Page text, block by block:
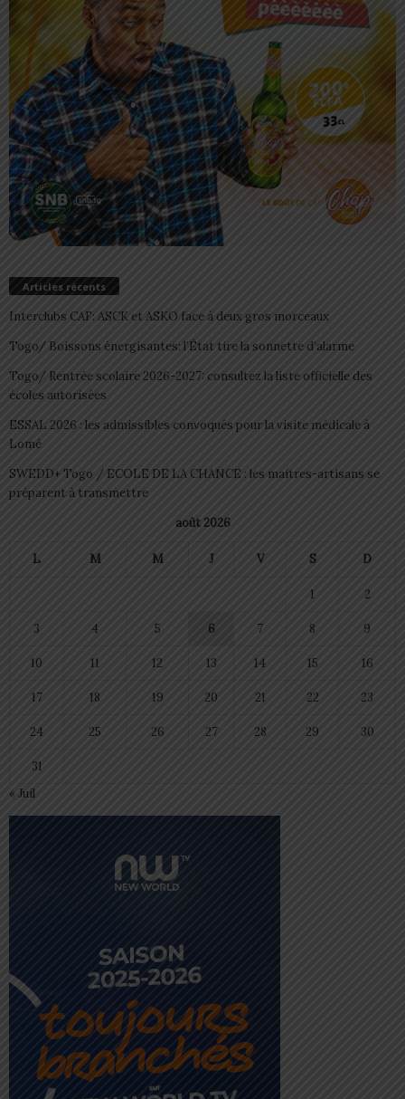
Articles récents
Interclubs CAF: ASCK et ASKO face à deux gros morceaux
Togo/ Boissons énergisantes: l’État tire la sonnette d’alarme
Togo/ Rentrée scolaire 2026-2027: consultez la liste officielle des
écoles autorisées
ESSAL 2026 : les admissibles convoqués pour la visite médicale à
Lomé
SWEDD+ Togo / ECOLE DE LA CHANCE : les maitres-artisans se
préparent à transmettre
août 2026
L M M J V S D
1 2
3 4 5 6 7 8 9
10 11 12 13 14 15 16
17 18 19 20 21 22 23
24 25 26 27 28 29 30
31
« Juil